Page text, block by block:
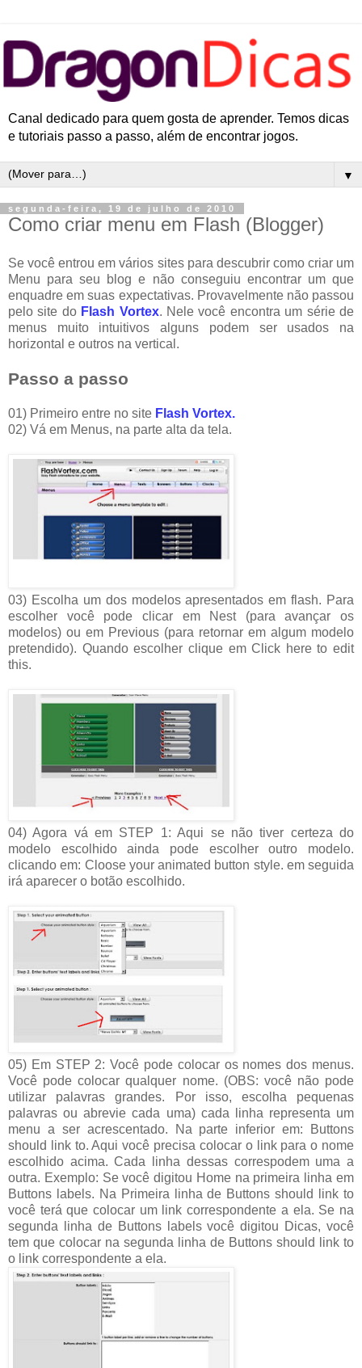
Canal dedicado para quem gosta de aprender. Temos dicas
e tutoriais passo a passo, além de encontrar jogos.
▼
segunda-feira, 19 de julho de 2010
Como criar menu em Flash (Blogger)
Se você entrou em vários sites para descubrir como criar um
Menu para seu blog e não conseguiu encontrar um que
enquadre em suas expectativas. Provavelmente não passou
pelo site do Flash Vortex. Nele você encontra um série de
menus muito intuitivos alguns podem ser usados na
horizontal e outros na vertical.
Passo a passo
01) Primeiro entre no site Flash Vortex.
02) Vá em Menus, na parte alta da tela.
03) Escolha um dos modelos apresentados em flash. Para
escolher você pode clicar em Nest (para avançar os
modelos) ou em Previous (para retornar em algum modelo
pretendido). Quando escolher clique em Click here to edit
this.
04) Agora vá em STEP 1: Aqui se não tiver certeza do
modelo escolhido ainda pode escolher outro modelo.
clicando em: Cloose your animated button style. em seguida
irá aparecer o botão escolhido.
05) Em STEP 2: Você pode colocar os nomes dos menus.
Você pode colocar qualquer nome. (OBS: você não pode
utilizar palavras grandes. Por isso, escolha pequenas
palavras ou abrevie cada uma) cada linha representa um
menu a ser acrescentado. Na parte inferior em: Buttons
should link to. Aqui você precisa colocar o link para o nome
escolhido acima. Cada linha dessas correspodem uma a
outra. Exemplo: Se você digitou Home na primeira linha em
Buttons labels. Na Primeira linha de Buttons should link to
você terá que colocar um link correspondente a ela. Se na
segunda linha de Buttons labels você digitou Dicas, você
tem que colocar na segunda linha de Buttons should link to
o link correspondente a ela.